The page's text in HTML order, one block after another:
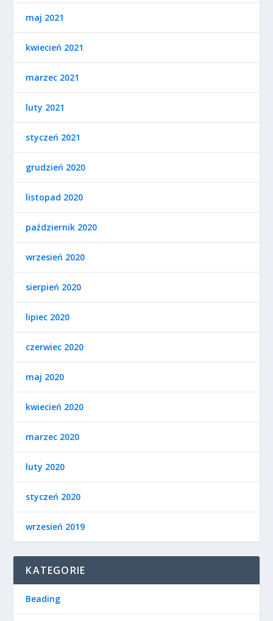
maj 2021
kwiecień 2021
marzec 2021
luty 2021
styczeń 2021
grudzień 2020
listopad 2020
październik 2020
wrzesień 2020
sierpień 2020
lipiec 2020
czerwiec 2020
maj 2020
kwiecień 2020
marzec 2020
luty 2020
styczeń 2020
wrzesień 2019
KATEGORIE
Beading